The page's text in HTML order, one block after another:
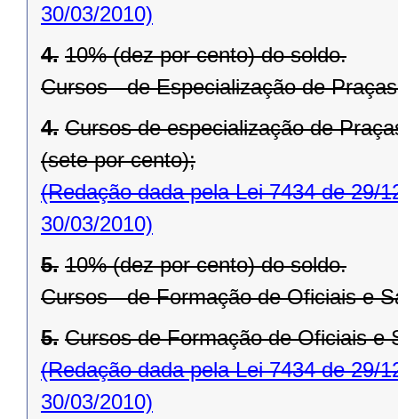
30/03/2010)
4. 10% (dez por cento) do soldo.
Cursos - de Especialização de
4. Cursos de especialização de
(sete por cento);
(Redação dada pela Lei 7434 de 29/
30/03/2010)
5. 10% (dez por cento) do soldo.
Cursos - de Formação de Oficiais e
5. Cursos de Formação de Oficiais e
(Redação dada pela Lei 7434 de 29/
30/03/2010)